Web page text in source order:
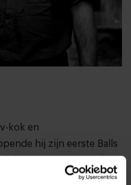
kok en
hij zijn eerste Balls
stelt op het menu –